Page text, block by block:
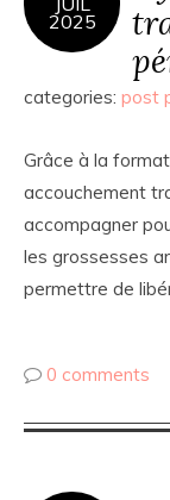
2025
categories: post
Grâce à la
accouchement
accompagner
les grossesses
permettre de
0 comments